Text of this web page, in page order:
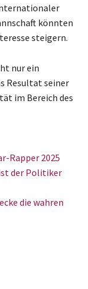
könnten
steigern.
nur ein
Resultat seiner
im Bereich des
Rapper 2025
der Politiker
die wahren